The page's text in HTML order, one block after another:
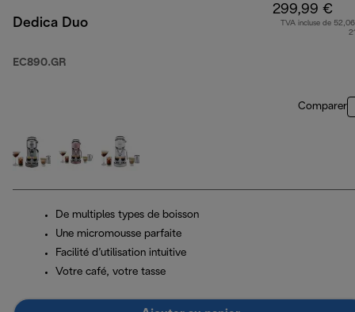
Dedica Duo
EC890.GR
299,99 €
TVA incluse de
Comparer
De multiples types de boisson
Une micromousse parfaite
Facilité d’utilisation intuitive
Votre café, votre tasse